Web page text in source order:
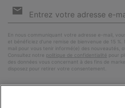
par
En nous communiquant votre adresse e-mail,
et bénéficiez d’une remise de bienvenue de 15
mail pour vous tenir informé(e) des nouveautés,
Consultez notre politique de confidentialité pour
des données vous concernant à des fins de
disposez pour retirer votre consentement.